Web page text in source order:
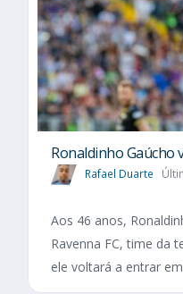
Ronaldinho Gaúcho
Rafael Duarte
Aos 46 anos,
Ravenna FC, time da
ele voltará a entrar